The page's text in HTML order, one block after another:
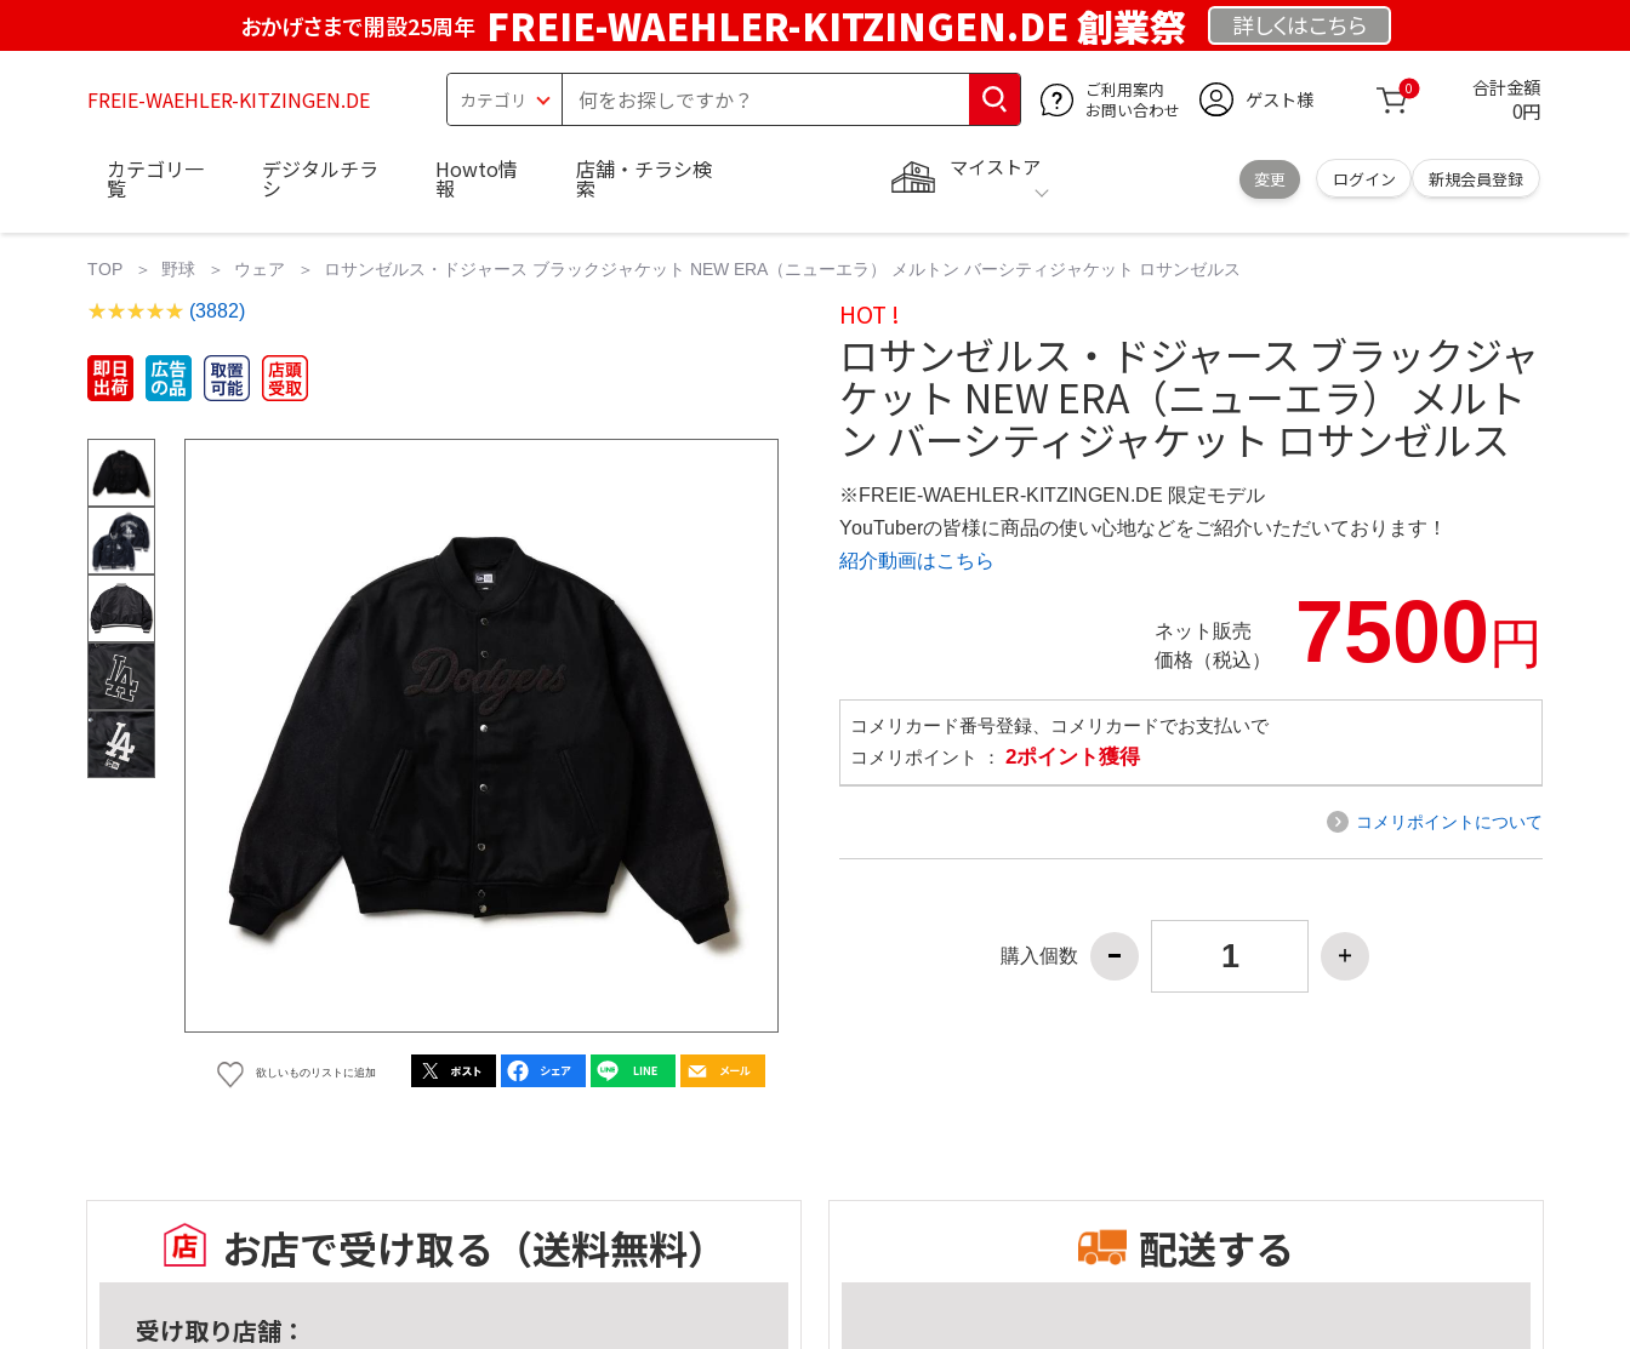
おかげさまで開設25周年 FREIE-WAEHLER-KITZINGEN.DE 創業祭 詳しくはこちら
FREIE-WAEHLER-KITZINGEN.DE
ご利用案内
お問い合わせ
ゲスト様 0 合計金額
0円
マイストア
変更 ログイン 新規会員登録
カテゴリ一
覧
デジタルチラ
シ
Howto情
報
店舗・チラシ検
索
TOP 野球 ウェア ロサンゼルス・ドジャース ブラックジャケット NEW ERA（ニューエラ） メルトン バーシティジャケット ロサンゼルス
(3882)
欲しいものリストに追加
HOT !
ロサンゼルス・ドジャース ブラックジャ
ケット NEW ERA（ニューエラ） メルト
ン バーシティジャケット ロサンゼルス
※FREIE-WAEHLER-KITZINGEN.DE 限定モデル
YouTuberの皆様に商品の使い心地などをご紹介いただいております！
紹介動画はこちら
ネット販売
価格（税込）
7500円
コメリカード番号登録、コメリカードでお支払いで
コメリポイント ： 2ポイント獲得
コメリポイントについて
購入個数
お店で受け取る （送料無料）
受け取り店舗：
配送する